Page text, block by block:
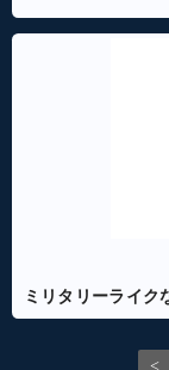
ミリタリーライク
<